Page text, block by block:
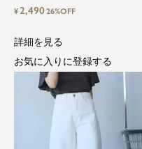
¥2,49026%OFF
詳細を見る
お気に入りに登録する